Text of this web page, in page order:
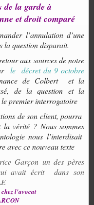
de la garde à
et droit comparé
l’annulation d’une
la question disparait.
aux sources de notre
le décret du 9 octobre
de Colbert
et la
de la question et la
le premier interrogatoire
de son client, pourra
vérité ? Nous sommes
nous l’interdisait
avec ce nouveau texte
Garçon un des pères
avait écrit
dans son
l'avocat